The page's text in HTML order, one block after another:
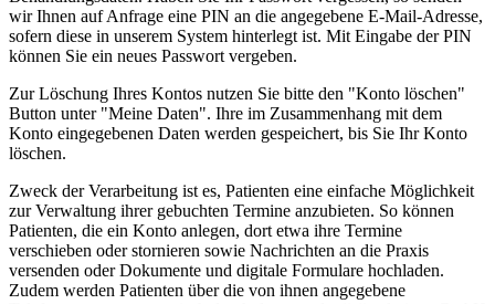
wir Ihnen auf Anfrage eine PIN an die angegebene E-Mail-Adresse,
sofern diese in unserem System hinterlegt ist. Mit Eingabe der PIN
können Sie ein neues Passwort vergeben.
Zur Löschung Ihres Kontos nutzen Sie bitte den "Konto löschen"
Button unter "Meine Daten". Ihre im Zusammenhang mit dem
Konto eingegebenen Daten werden gespeichert, bis Sie Ihr Konto
löschen.
Zweck der Verarbeitung ist es, Patienten eine einfache Möglichkeit
zur Verwaltung ihrer gebuchten Termine anzubieten. So können
Patienten, die ein Konto anlegen, dort etwa ihre Termine
verschieben oder stornieren sowie Nachrichten an die Praxis
versenden oder Dokumente und digitale Formulare hochladen.
Zudem werden Patienten über die von ihnen angegebene